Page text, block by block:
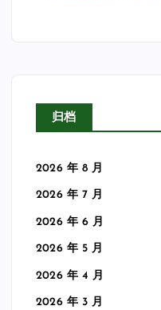
归档
2026 年 8 月
2026 年 7 月
2026 年 6 月
2026 年 5 月
2026 年 4 月
2026 年 3 月